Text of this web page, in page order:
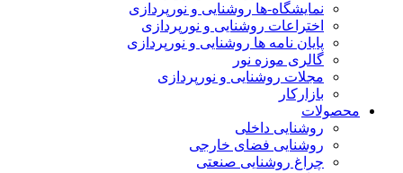
نمایشگاه-ها روشنایی و نورپردازی
اختراعات روشنایی و نورپردازی
پایان نامه ها روشنایی و نورپردازی
گالری موزه نور
مجلات روشنایی و نورپردازی
بازارکار
محصولات
روشنایی داخلی
روشنایی فضای خارجی
چراغ روشنایی صنعتی